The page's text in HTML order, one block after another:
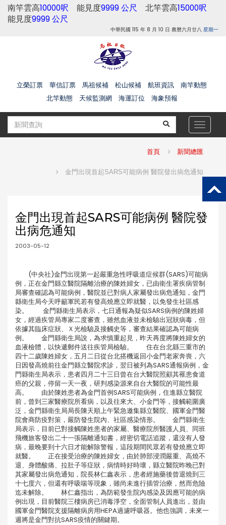
南竿雲高10000呎 能見度9999 公尺 北竿雲高15000呎
能見度9999 公尺
中華民國 115 年 8 月 10 日 農曆六月廿八 星期一
立榮訂票 華信訂票 馬祖候補 松山候補 航班資訊
南竿動態
北竿動態
天候監測網 海運訂位 海象預報
Toggle
首頁 新聞總匯
金門出現首起SARS可能病例 醫院發出病危通知
金門出現首起SARS可能病例 醫院發
出病危通知
2003-05-12
(中央社)金門出現第一起嚴重急性呼吸道症候群(SARS)可能病
例，正在金門縣立醫院隔離治療的陳姓婦女，已由衛生署疾病管制
局審查確認為可能病例，醫院並已對病人家屬發出病危通知，金門
縣衛生局今天呼籲軍民若有發高燒應立即就醫，以免發生社區感
染。 金門縣衛生局表示，七日通報為疑似SARS病例的陳姓婦
女，經過疾管局專家二度審查，雖然血液並未檢驗出冠狀病毒，但
依據其臨床症狀、Ｘ光檢驗及接觸史等，審查結果確認為可能病
例。 金門縣衛生局說，為求慎重起見，昨天再度將陳姓婦女的
血液檢體，以快遞郵件送往疾管局檢驗。 住在台北縣三重市的
四十二歲陳姓婦女，五月二日從台北搭機返回小金門老家奔喪，六
日因發高燒前往金門縣立醫院求診，翌日被列為SARS通報病例，金
門縣衛生局表示，患者四月二十三日曾在台大醫院照顧其罹患食道
癌的父親，停留一天一夜，研判感染源來自台大醫院的可能性最
高。 由於陳姓患者為金門首例SARS可能病例，住進縣立醫院
前，曾到三家醫療院所看病，以及往來大、小金門等，接觸範圍廣
泛，金門縣衛生局局長陳天順上午緊急邀集縣立醫院、國軍金門醫
院會商防疫對策，嚴防發生院內、社區感染情形。 金門縣衛生
局表示，目前已對接觸陳姓患者的家屬、醫療院所醫護人員、同班
飛機旅客發出二十一張隔離通知書，經密切電話追蹤，還沒有人發
病，最晚要到十六日才能解除警報，這段期間民眾若有發燒應立即
就醫。 正在接受治療的陳姓婦女，由於肺部浸潤嚴重、高燒不
退、身體酸痛、拉肚子等症狀，病情時好時壞，縣立醫院昨晚已對
其家屬發出病危通知，院長林仁鑫表示，患者經施藥後曾退燒到三
十七度六，但還有呼吸喘等現象，雖尚未進行插管治療，然而危險
迄未解除。 林仁鑫指出，為防範發生院內感染及因應可能的病
例出現，目前醫院三樓病房已消毒淨空，全面管制人員進出，並由
國軍金門醫院支援隔離病房用HEPA過濾呼吸器。他也強調，未來一
週將是金門對抗SARS疫情的關鍵期。